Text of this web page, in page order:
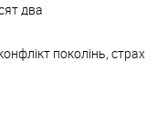
два
поколінь, страх